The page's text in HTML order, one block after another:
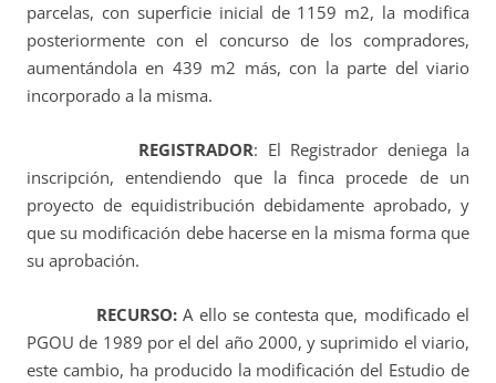
parcelas, con superficie inicial de 1159 m2, la modifica
posteriormente con el concurso de los compradores,
aumentándola en 439 m2 más, con la parte del viario
incorporado a la misma.
REGISTRADOR: El Registrador deniega la
inscripción, entendiendo que la finca procede de un
proyecto de equidistribución debidamente aprobado, y
que su modificación debe hacerse en la misma forma que
su aprobación.
RECURSO: A ello se contesta que, modificado el
PGOU de 1989 por el del año 2000, y suprimido el viario,
este cambio, ha producido la modificación del Estudio de